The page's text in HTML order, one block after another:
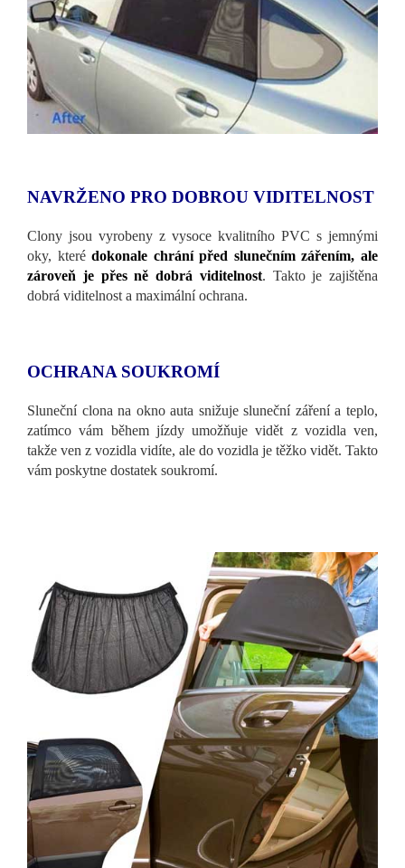
NAVRŽENO PRO DOBROU VIDITELNOST
Clony jsou vyrobeny z vysoce kvalitního PVC s jemnými
oky, kterédokonale chrání před slunečním zářením, ale
zároveň je přes ně dobrá viditelnost. Takto je zajištěna
dobrá viditelnost a maximální ochrana.
OCHRANA SOUKROMÍ
Sluneční clona na okno auta snižuje sluneční záření a teplo,
zatímco vám během jízdy umožňuje vidět z vozidla ven,
takže ven z vozidla vidíte, ale do vozidla je těžko vidět. Takto
vám poskytne dostatek soukromí.